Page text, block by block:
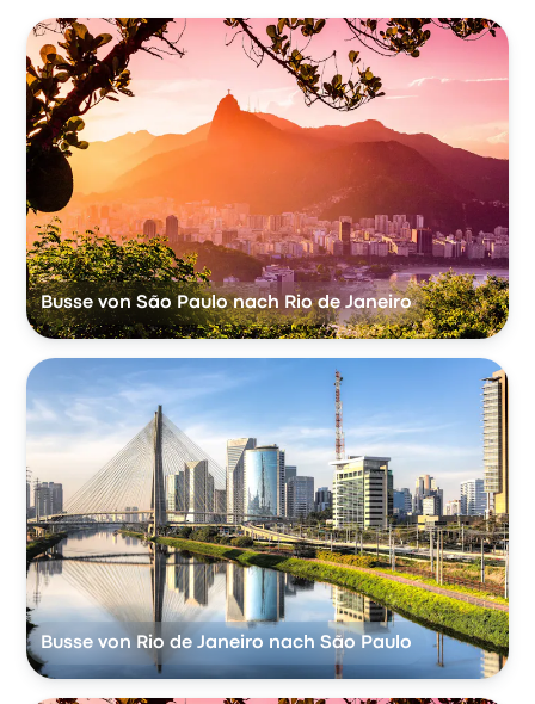
Busse von São Paulo nach Rio de Janeiro
Busse von Rio de Janeiro nach São Paulo